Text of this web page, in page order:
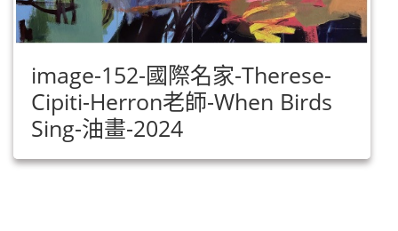
image-152-國際名家-Therese-
Cipiti-Herron老師-When Birds
Sing-油畫-2024